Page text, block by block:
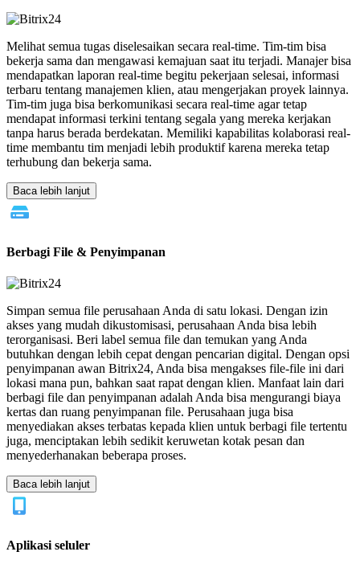
Melihat semua tugas diselesaikan secara real-time. Tim-tim bisa
bekerja sama dan mengawasi kemajuan saat itu terjadi. Manajer bisa
mendapatkan laporan real-time begitu pekerjaan selesai, informasi
terbaru tentang manajemen klien, atau mengerjakan proyek lainnya.
Tim-tim juga bisa berkomunikasi secara real-time agar tetap
mendapat informasi terkini tentang segala yang mereka kerjakan
tanpa harus berada berdekatan. Memiliki kapabilitas kolaborasi real-
time membantu tim menjadi lebih produktif karena mereka tetap
terhubung dan bekerja sama.
Baca lebih lanjut
Berbagi File & Penyimpanan
Simpan semua file perusahaan Anda di satu lokasi. Dengan izin
akses yang mudah dikustomisasi, perusahaan Anda bisa lebih
terorganisasi. Beri label semua file dan temukan yang Anda
butuhkan dengan lebih cepat dengan pencarian digital. Dengan opsi
penyimpanan awan Bitrix24, Anda bisa mengakses file-file ini dari
lokasi mana pun, bahkan saat rapat dengan klien. Manfaat lain dari
berbagi file dan penyimpanan adalah Anda bisa mengurangi biaya
kertas dan ruang penyimpanan file. Perusahaan juga bisa
menyediakan akses terbatas kepada klien untuk berbagi file tertentu
juga, menciptakan lebih sedikit keruwetan kotak pesan dan
menyederhanakan beberapa proses.
Baca lebih lanjut
Aplikasi seluler